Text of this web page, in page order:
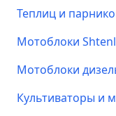
Теплиц и
Мотоблоки
Мотоблоки
Культиваторы и